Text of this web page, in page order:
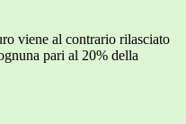
viene al contrario rilasciato
pari al 20% della